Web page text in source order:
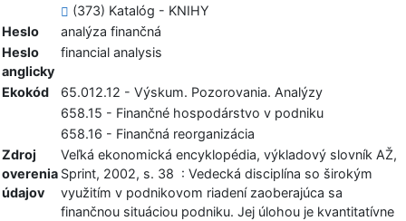
(373) Katalóg - KNIHY
Heslo
analýza finančná
Heslo
anglicky
financial analysis
Ekokód
65.012.12 - Výskum. Pozorovania. Analýzy
658.15 - Finančné hospodárstvo v podniku
658.16 - Finančná reorganizácia
Zdroj
overenia
údajov
Veľká ekonomická encyklopédia, výkladový slovník AŽ,
Sprint, 2002, s. 38 : Vedecká disciplína so širokým
využitím v podnikovom riadení zaoberajúca sa
finančnou situáciou podniku. Jej úlohou je kvantitatívne